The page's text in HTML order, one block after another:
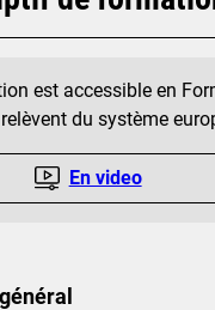
est accessible en
relèvent du système
En video